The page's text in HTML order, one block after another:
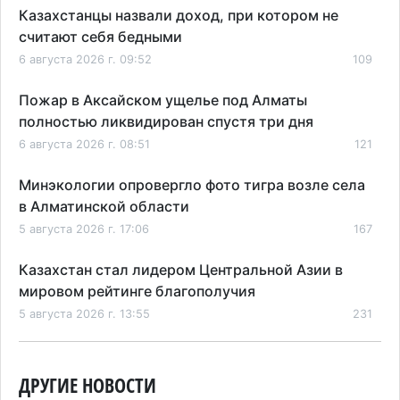
Казахстанцы назвали доход, при котором не
считают себя бедными
6 августа 2026 г. 09:52 109
Пожар в Аксайском ущелье под Алматы
полностью ликвидирован спустя три дня
6 августа 2026 г. 08:51 121
Минэкологии опровергло фото тигра возле села
в Алматинской области
5 августа 2026 г. 17:06 167
Казахстан стал лидером Центральной Азии в
мировом рейтинге благополучия
5 августа 2026 г. 13:55 231
топлива для самолетов: пилотный проект
ДРУГИЕ НОВОСТИ